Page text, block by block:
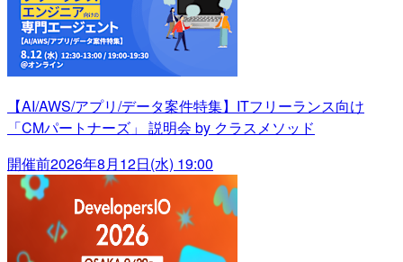
【AI/AWS/アプリ/データ案件特集】ITフリーランス向け
「CMパートナーズ」 説明会 by クラスメソッド
開催前2026年8月12日(水) 19:00